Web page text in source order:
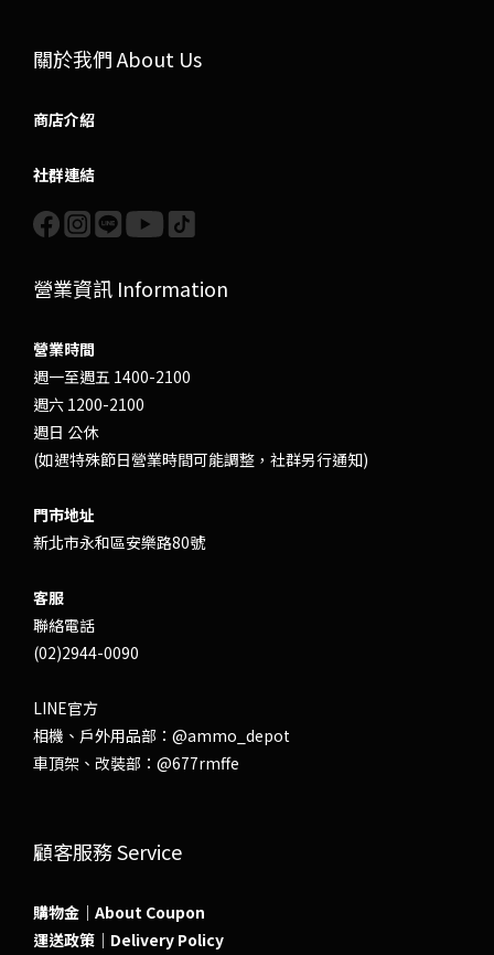
關於我們 About Us
商店介紹
社群連結
營業資訊 Information
營業時間
週一至週五 1400-2100
週六 1200-2100
週日 公休
(如遇特殊節日營業時間可能調整，社群另行通知)
門市地址
新北市永和區安樂路80號
客服
聯絡電話
(02)2944-0090
LINE官方
相機、戶外用品部： @ammo_depot
車頂架、改裝部： @677rmffe
顧客服務 Service
購物金｜About Coupon
運送政策｜Delivery Policy